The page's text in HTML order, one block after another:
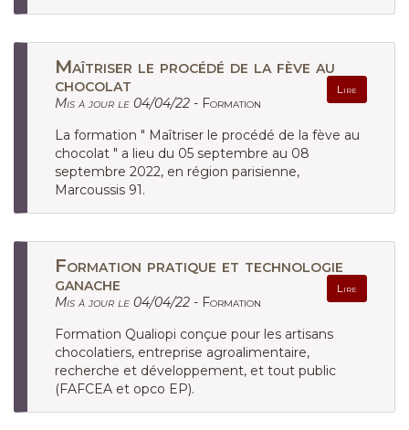
Maîtriser le procédé de la fève au
chocolat
Lire
Mis à jour le 04/04/22 - Formation
La formation " Maîtriser le procédé de la fève au
chocolat " a lieu du 05 septembre au 08
septembre 2022, en région parisienne,
Marcoussis 91.
Formation pratique et technologie
ganache
Lire
Mis à jour le 04/04/22 - Formation
Formation Qualiopi conçue pour les artisans
chocolatiers, entreprise agroalimentaire,
recherche et développement, et tout public
(FAFCEA et opco EP).